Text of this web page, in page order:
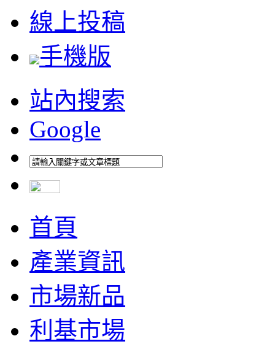
線上投稿
手機版
站內搜索
Google
首頁
產業資訊
市場新品
利基市場